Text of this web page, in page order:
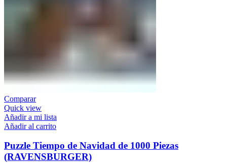
Comparar
Quick view
Añadir a mi lista
Añadir al carrito
Puzzle Tiempo de Navidad de 1000 Piezas
(RAVENSBURGER)